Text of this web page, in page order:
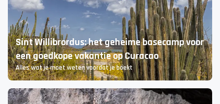
Waarom Suriname voelt alsof je zes landen
in één vakantie bezoekt